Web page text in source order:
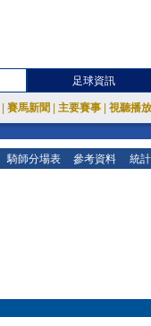
足球資訊
賽馬新聞 主要賽事 視聽播
騎師分場表 參考資料 統